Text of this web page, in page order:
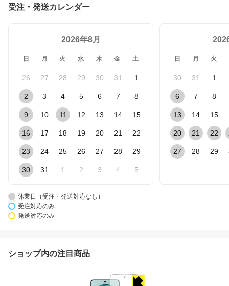
受注・発送カレンダー
2026年8月
日 月 火 水 木 金 土
26 27 28 29 30 31 1
2 3 4 5 6 7 8
9 10 11 12 13 14 15
16 17 18 19 20 21 22
23 24 25 26 27 28 29
30 31 1 2 3 4 5
日 月 火
30 31 1
6 7 8
13 14 15
20 21 22
27 28 29
休業日（受注・発送対応なし）
受注対応のみ
発送対応のみ
ショップ内の注目商品